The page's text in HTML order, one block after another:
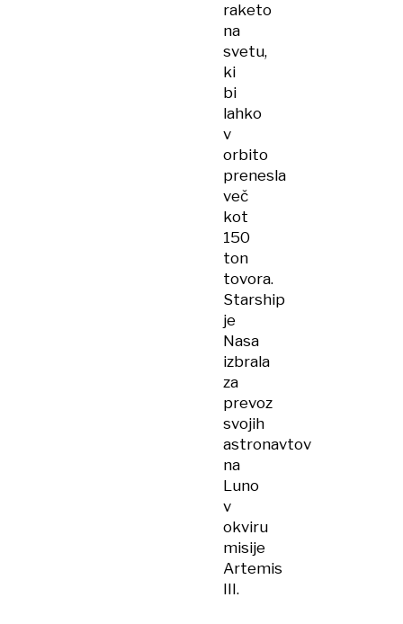
raketo
na
svetu,
ki
bi
lahko
v
orbito
prenesla
več
kot
150
ton
tovora.
Starship
je
Nasa
izbrala
za
prevoz
svojih
astronavtov
na
Luno
v
okviru
misije
Artemis
III.